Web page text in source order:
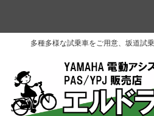
多種多様な試乗車をご用意、坂道試